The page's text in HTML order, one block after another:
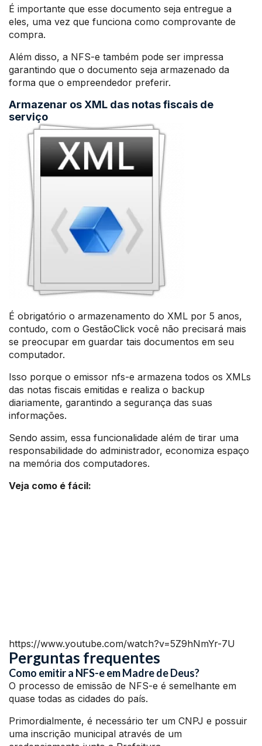
É importante que esse documento seja entregue a
eles, uma vez que funciona como comprovante de
compra.
Além disso, a NFS-e também pode ser impressa
garantindo que o documento seja armazenado da
forma que o empreendedor preferir.
Armazenar os XML das notas fiscais de
serviço
É obrigatório o armazenamento do XML por 5 anos,
contudo, com o GestãoClick você não precisará mais
se preocupar em guardar tais documentos em seu
computador.
Isso porque o emissor nfs-e armazena todos os XMLs
das notas fiscais emitidas e realiza o backup
diariamente, garantindo a segurança das suas
informações.
Sendo assim, essa funcionalidade além de tirar uma
responsabilidade do administrador, economiza espaço
na memória dos computadores.
Veja como é fácil:
https://www.youtube.com/watch?v=5Z9hNmYr-7U
Perguntas frequentes
Como emitir a NFS-e em Madre de Deus?
O processo de emissão de NFS-e é semelhante em
quase todas as cidades do país.
Primordialmente, é necessário ter um CNPJ e possuir
uma inscrição municipal através de um